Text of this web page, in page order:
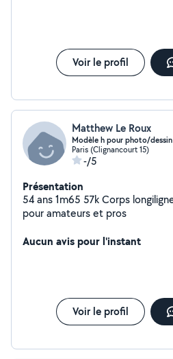
Voir le profil
Matthew Le Roux
Modèle h pour photo/dessin
Paris (Clignancourt 15)
-/5
Présentation
54 ans 1m65 57k Corps longiligne belles formes. Je pose
pour amateurs et pros
Aucun avis pour l'instant
Voir le profil